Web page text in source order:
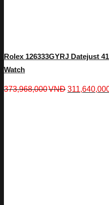
Rolex 126333GYRJ Datejust
Watch
373,968,000VNĐ